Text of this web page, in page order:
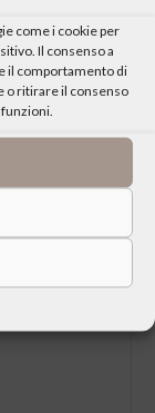
come i cookie per
Il consenso a
il comportamento di
o ritirare il consenso